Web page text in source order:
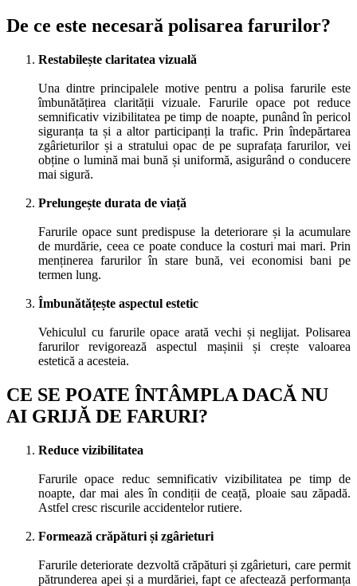
De ce este necesară polisarea farurilor?
Restabilește claritatea vizuală
Una dintre principalele motive pentru a polisa farurile este
îmbunătățirea clarității vizuale. Farurile opace pot reduce
semnificativ vizibilitatea pe timp de noapte, punând în pericol
siguranța ta și a altor participanți la trafic. Prin îndepărtarea
zgârieturilor și a stratului opac de pe suprafața farurilor, vei
obține o lumină mai bună și uniformă, asigurând o conducere
mai sigură.
Prelungește durata de viață
Farurile opace sunt predispuse la deteriorare și la acumulare
de murdărie, ceea ce poate conduce la costuri mai mari. Prin
menținerea farurilor în stare bună, vei economisi bani pe
termen lung.
Îmbunătățește aspectul estetic
Vehiculul cu farurile opace arată vechi și neglijat. Polisarea
farurilor revigorează aspectul mașinii și crește valoarea
estetică a acesteia.
CE SE POATE ÎNTÂMPLA DACĂ NU
AI GRIJĂ DE FARURI?
Reduce vizibilitatea
Farurile opace reduc semnificativ vizibilitatea pe timp de
noapte, dar mai ales în condiții de ceață, ploaie sau zăpadă.
Astfel cresc riscurile accidentelor rutiere.
Formează crăpături și zgârieturi
Farurile deteriorate dezvoltă crăpături și zgârieturi, care permit
pătrunderea apei și a murdăriei, fapt ce afectează performanța